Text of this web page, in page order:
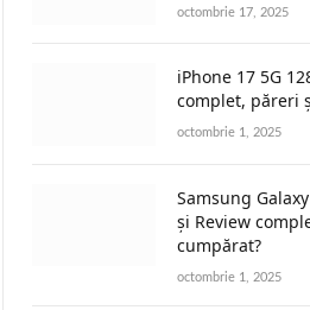
octombrie 17, 2025
iPhone 17 5G
complet, păreri
octombrie 1, 2025
Samsung
și Review
cumpărat?
octombrie 1, 2025